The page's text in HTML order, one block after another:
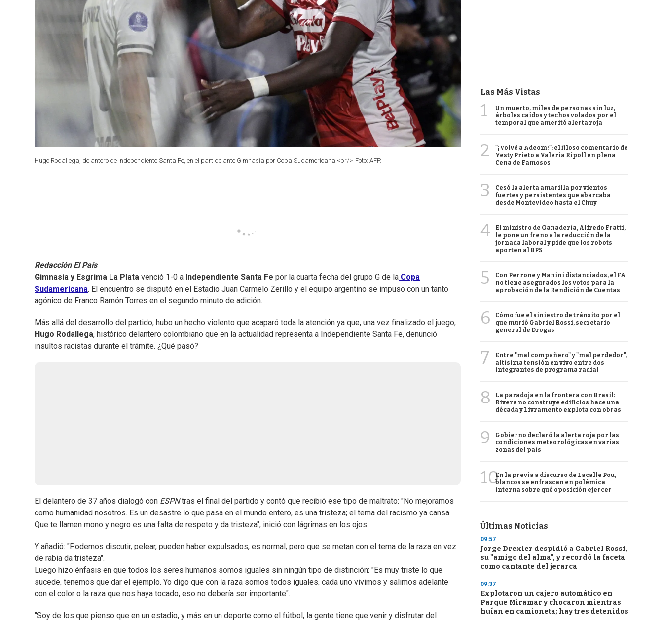
Hugo Rodallega, delantero de Independiente Santa Fe, en el partido ante Gimnasia por Copa Sudamericana.<br/> Foto: AFP.
Redacción El País
Gimnasia y Esgrima La Plata venció 1-0 a Independiente Santa Fe por la cuarta fecha del grupo G de la Copa
Sudamericana. El encuentro se disputó en el Estadio Juan Carmelo Zerillo y el equipo argentino se impuso con un tanto
agónico de Franco Ramón Torres en el segundo minuto de adición.
Más allá del desarrollo del partido, hubo un hecho violento que acaparó toda la atención ya que, una vez finalizado el juego,
Hugo Rodallega, histórico delantero colombiano que en la actualidad representa a Independiente Santa Fe, denunció
insultos racistas durante el trámite. ¿Qué pasó?
El delantero de 37 años dialogó con ESPNtras el final del partido y contó que recibió ese tipo de maltrato: "No mejoramos
como humanidad nosotros. Es un desastre lo que pasa en el mundo entero, es una tristeza; el tema del racismo ya cansa.
Que te llamen mono y negro es una falta de respeto y da tristeza", inició con lágrimas en los ojos.
Y añadió: "Podemos discutir, pelear, pueden haber expulsados, es normal, pero que se metan con el tema de la raza en vez
de rabia da tristeza".
Luego hizo énfasis en que todos los seres humanos somos iguales sin ningún tipo de distinción: "Es muy triste lo que
sucede, tenemos que dar el ejemplo. Yo digo que con la raza somos todos iguales, cada uno vivimos y salimos adelante
con el color o la raza que nos haya tocado, eso no debería ser importante".
"Soy de los que pienso que en un estadio, y más en un deporte como el fútbol, la gente tiene que venir y disfrutar del
Las Más Vistas
1
Un muerto, miles de personas sin luz,
árboles caídos y techos volados por el
temporal que ameritó alerta roja
2
"¡Volvé a Adeom!": el filoso comentario de
Yesty Prieto a Valeria Ripoll en plena
Cena de Famosos
3
Cesó la alerta amarilla por vientos
fuertes y persistentes que abarcaba
desde Montevideo hasta el Chuy
4
El ministro de Ganadería, Alfredo Fratti,
le pone un freno a la reducción de la
jornada laboral y pide que los robots
aporten al BPS
5
Con Perrone y Manini distanciados, el FA
no tiene asegurados los votos para la
aprobación de la Rendición de Cuentas
6
Cómo fue el siniestro de tránsito por el
que murió Gabriel Rossi, secretario
general de Drogas
7
Entre "mal compañero" y "mal perdedor",
altísima tensión en vivo entre dos
integrantes de programa radial
8
La paradoja en la frontera con Brasil:
Rivera no construye edificios hace una
década y Livramento explota con obras
9
Gobierno declaró la alerta roja por las
condiciones meteorológicas en varias
zonas del país
10En la previa a discurso de Lacalle Pou,
blancos se enfrascan en polémica
interna sobre qué oposición ejercer
Últimas Noticias
09:57
Jorge Drexler despidió a Gabriel Rossi,
su "amigo del alma", y recordó la faceta
como cantante del jerarca
09:37
Explotaron un cajero automático en
Parque Miramar y chocaron mientras
huían en camioneta; hay tres detenidos